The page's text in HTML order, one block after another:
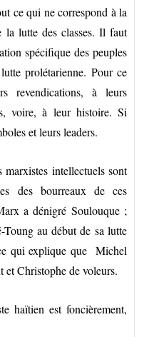
ce qui ne correspond à la
lutte des classes. Il faut
spécifique des peuples
prolétarienne. Pour ce
revendications, à leurs
voire, à leur histoire. Si
et leurs leaders.
intellectuels sont
des bourreaux de ces
a dénigré Soulouque ;
Toung au début de sa lutte
qui explique que Michel
et Christophe de voleurs.
haïtien est foncièrement,